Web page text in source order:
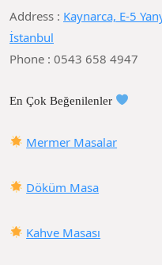
Address : Kaynarca, E-5
İstanbul
Phone : 0543 658 4947
En Çok Beğenilenler
Mermer Masalar
Döküm Masa
Kahve Masası